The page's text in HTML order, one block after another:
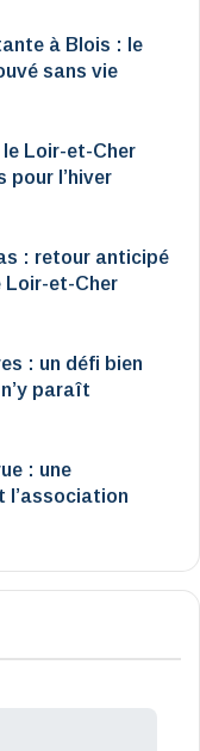
à Blois : le
sans vie
Loir-et-Cher
pour l’hiver
: retour anticipé
Loir-et-Cher
: un défi bien
paraît
: une
l’association